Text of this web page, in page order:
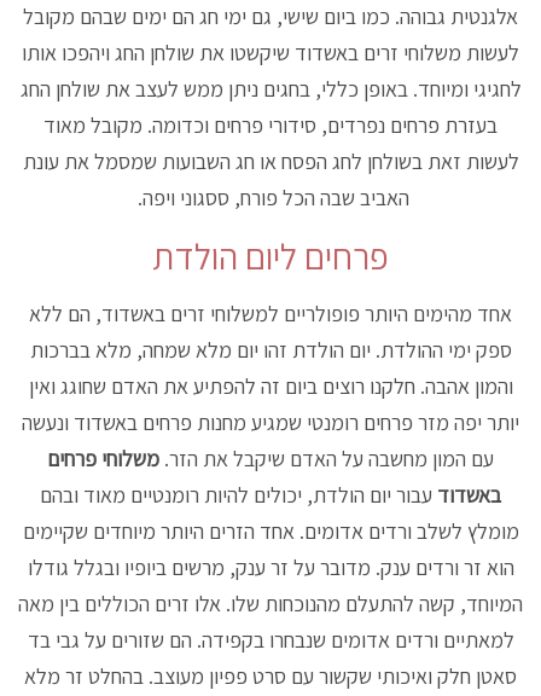
אלגנטית גבוהה. כמו ביום שישי, גם ימי חג הם ימים שבהם מקובל
לעשות משלוחי זרים באשדוד שיקשטו את שולחן החג ויהפכו אותו
לחגיגי ומיוחד. באופן כללי, בחגים ניתן ממש לעצב את שולחן החג
בעזרת פרחים נפרדים, סידורי פרחים וכדומה. מקובל מאוד
לעשות זאת בשולחן לחג הפסח או חג השבועות שמסמל את עונת
האביב שבה הכל פורח, ססגוני ויפה.
פרחים ליום הולדת
אחד מהימים היותר פופולריים למשלוחי זרים באשדוד, הם ללא
ספק ימי ההולדת. יום הולדת זהו יום מלא שמחה, מלא בברכות
והמון אהבה. חלקנו רוצים ביום זה להפתיע את האדם שחוגג ואין
יותר יפה מזר פרחים רומנטי שמגיע מחנות פרחים באשדוד ונעשה
עם המון מחשבה על האדם שיקבל את הזר. משלוחי פרחים
באשדוד עבור יום הולדת, יכולים להיות רומנטיים מאוד ובהם
מומלץ לשלב ורדים אדומים. אחד הזרים היותר מיוחדים שקיימים
הוא זר ורדים ענק. מדובר על זר ענק, מרשים ביופיו ובגלל גודלו
המיוחד, קשה להתעלם מהנוכחות שלו. אלו זרים הכוללים בין מאה
למאתיים ורדים אדומים שנבחרו בקפידה. הם שזורים על גבי בד
סאטן חלק ואיכותי שקשור עם סרט פפיון מעוצב. בהחלט זר מלא